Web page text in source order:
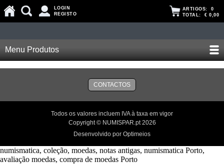
LOGIN
REGISTO
ARTIGOS: 0
TOTAL: € 0,00
Menu Produtos
CONTACTOS
Todos os valores incluem IVA à taxa em vigor
Copyright © NUMISPAR.pt 2026
Desenvolvido por Optimeios
numismatica, coleção, moedas, notas antigas, numismatica Porto,
avaliação moedas, compra de moedas Porto